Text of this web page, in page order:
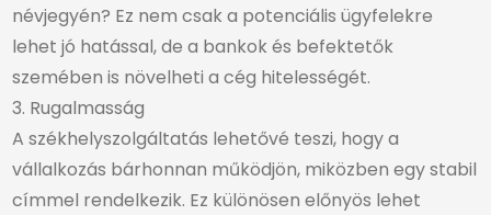
névjegyén? Ez nem csak a potenciális ügyfelekre
lehet jó hatással, de a bankok és befektetők
szemében is növelheti a cég hitelességét.
3. Rugalmasság
A székhelyszolgáltatás lehetővé teszi, hogy a
vállalkozás bárhonnan működjön, miközben egy stabil
címmel rendelkezik. Ez különösen előnyös lehet